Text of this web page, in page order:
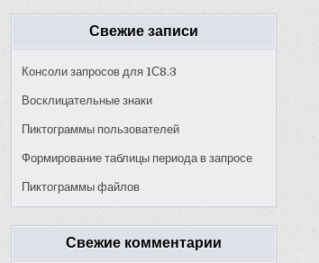
Свежие записи
Консоли запросов для 1С8.3
Восклицательные знаки
Пиктограммы пользователей
Формирование таблицы периода в запросе
Пиктограммы файлов
Свежие комментарии